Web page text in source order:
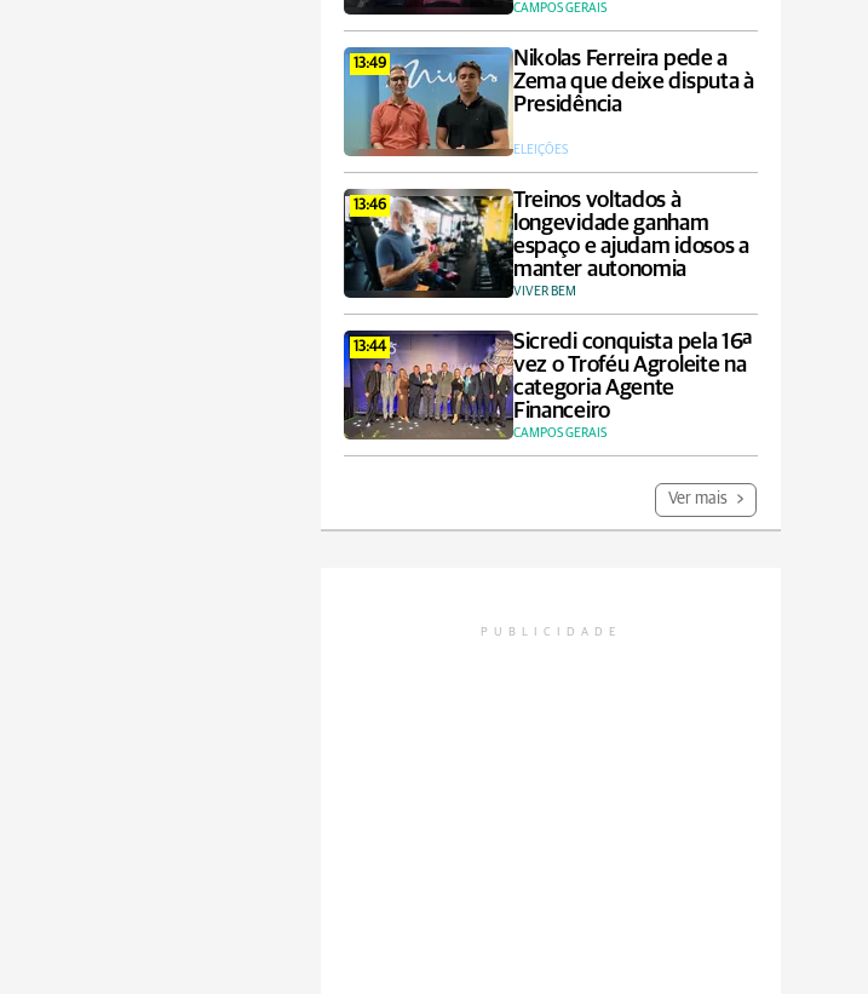
CAMPOS GERAIS
13:49
Nikolas Ferreira pede a
Zema que deixe disputa à
Presidência
ELEIÇÕES
13:46
Treinos voltados à
longevidade ganham
espaço e ajudam idosos a
manter autonomia
VIVER BEM
13:44
Sicredi conquista pela 16ª
vez o Troféu Agroleite na
categoria Agente
Financeiro
CAMPOS GERAIS
Ver mais
PUBLICIDADE